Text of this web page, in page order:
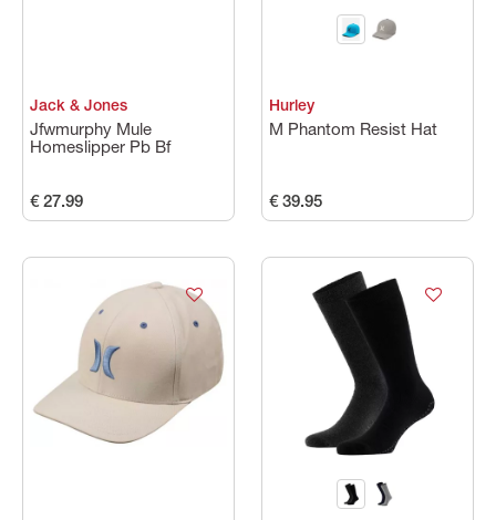
Jack & Jones
Jfwmurphy Mule
Homeslipper Pb Bf
€ 27.99
Hurley
M Phantom Resist Hat
€ 39.95